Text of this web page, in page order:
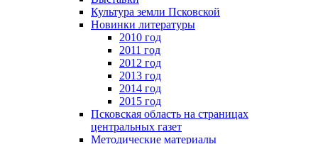
Культура земли Псковской
Новинки литературы
2010 год
2011 год
2012 год
2013 год
2014 год
2015 год
Псковская область на страницах
центральных газет
Методические материалы